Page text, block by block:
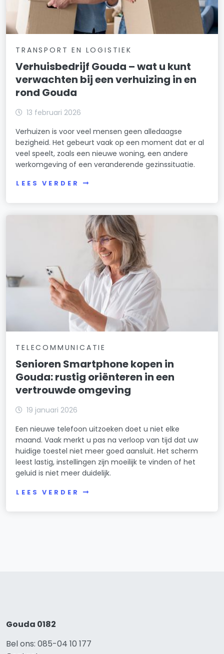
TRANSPORT EN LOGISTIEK
Verhuisbedrijf Gouda – wat u kunt
verwachten bij een verhuizing in en
rond Gouda
13 februari 2026
Verhuizen is voor veel mensen geen alledaagse
bezigheid. Het gebeurt vaak op een moment dat er al
veel speelt, zoals een nieuwe woning, een andere
werkomgeving of een veranderende gezinssituatie.
LEES VERDER
TELECOMMUNICATIE
Senioren Smartphone kopen in
Gouda: rustig oriënteren in een
vertrouwde omgeving
19 januari 2026
Een nieuwe telefoon uitzoeken doet u niet elke
maand. Vaak merkt u pas na verloop van tijd dat uw
huidige toestel niet meer goed aansluit. Het scherm
leest lastig, instellingen zijn moeilijk te vinden of het
geluid is niet meer duidelijk.
LEES VERDER
Gouda 0182
Bel ons: 085-04 10 177